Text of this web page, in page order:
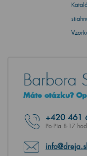
Barbora
Máte otázku?
+420 461
Po-Pia 8-17 hod